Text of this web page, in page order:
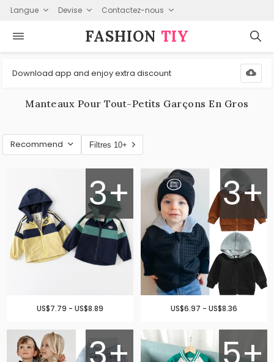
Langue Devise Contactez-nous
FASHION⁠ TIY
Download app and enjoy extra discount
Manteaux Pour Tout-Petits Garçons En Gros
Recommend Filtres 10+
3+
US$7.79 - US$8.89
3+
US$6.97 - US$8.36